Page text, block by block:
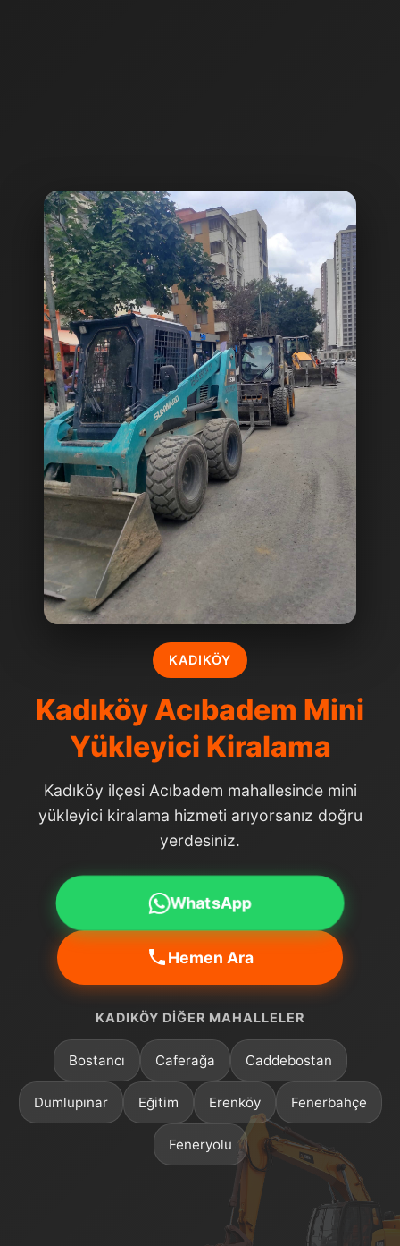
KADIKÖY
Kadıköy Acıbadem Mini
Yükleyici Kiralama
Kadıköy ilçesi Acıbadem mahallesinde mini
yükleyici kiralama hizmeti arıyorsanız doğru
yerdesiniz.
WhatsApp
Hemen Ara
KADIKÖY DIĞER MAHALLELER
Bostancı Caferağa Caddebostan
Dumlupınar Eğitim Erenköy Fenerbahçe
Feneryolu